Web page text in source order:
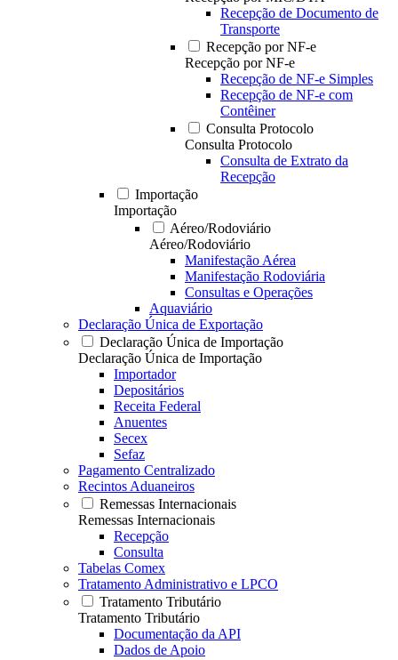
Recepção de Documento de
Transporte
Recepção por NF-e
Recepção por NF-e
Recepção de NF-e Simples
Recepção de NF-e com
Contêiner
Consulta Protocolo
Consulta Protocolo
Consulta de Extrato da
Recepção
Importação
Importação
Aéreo/Rodoviário
Aéreo/Rodoviário
Manifestação Aérea
Manifestação Rodoviária
Consultas e Operações
Aquaviário
Declaração Única de Exportação
Declaração Única de Importação
Declaração Única de Importação
Importador
Depositários
Receita Federal
Anuentes
Secex
Sefaz
Pagamento Centralizado
Recintos Aduaneiros
Remessas Internacionais
Remessas Internacionais
Recepção
Consulta
Tabelas Comex
Tratamento Administrativo e LPCO
Tratamento Tributário
Tratamento Tributário
Documentação da API
Dados de Apoio